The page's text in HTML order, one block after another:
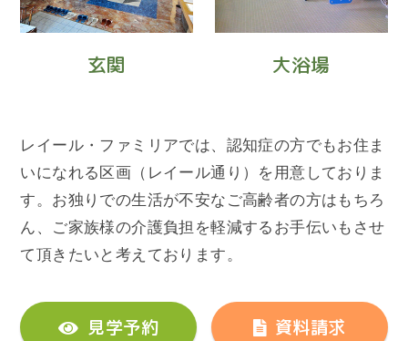
玄関 大浴場
レイール・ファミリアでは、認知症の方でもお住ま
いになれる区画（レイール通り）を用意しておりま
す。お独りでの生活が不安なご高齢者の方はもちろ
ん、ご家族様の介護負担を軽減するお手伝いもさせ
て頂きたいと考えております。
見学予約 資料請求